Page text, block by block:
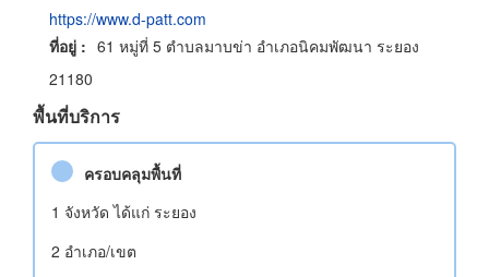
https://www.d-patt.com
ที่อยู่ : 61 หมู่ที่ 5 ตำบลมาบข่า อำเภอนิคมพัฒนา ระยอง
21180
พื้นที่บริการ
ครอบคลุมพื้นที่
1 จังหวัด ได้แก่ ระยอง
2 อําเภอ/เขต